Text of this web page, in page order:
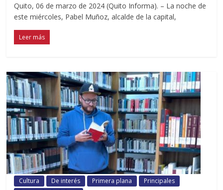
Quito, 06 de marzo de 2024 (Quito Informa). – La noche de
este miércoles, Pabel Muñoz, alcalde de la capital,
Leer más
Cultura De interés Primera plana
Principales